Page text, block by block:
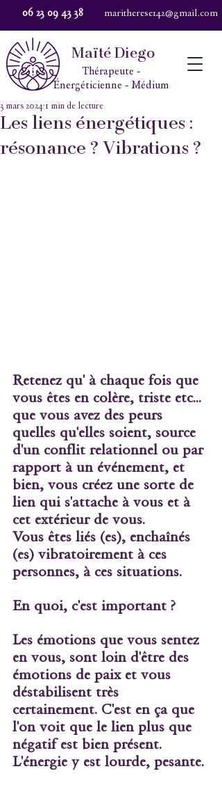
06 23 09 43 38 maritherese142@gmail.com
Maïté Diego
Thérapeute -
Énergéticienne - Médium
Les liens énergétiques :
résonance ? Vibrations ?
3 mars 20241 min de lecture
Retenez qu' à chaque fois que
vous êtes en colère, triste etc...
que vous avez des peurs
quelles qu'elles soient, source
d'un conflit relationnel ou par
rapport à un événement, et
bien, vous créez une sorte de
lien qui s'attache à vous et à
cet extérieur de vous.
Vous êtes liés (es), enchaînés
(es) vibratoirement à ces
personnes, à ces situations.
En quoi, c'est important ?
Les émotions que vous sentez
en vous, sont loin d'être des
émotions de paix et vous
déstabilisent très
certainement. C'est en ça que
l'on voit que le lien plus que
négatif est bien présent.
L'énergie y est lourde, pesante.